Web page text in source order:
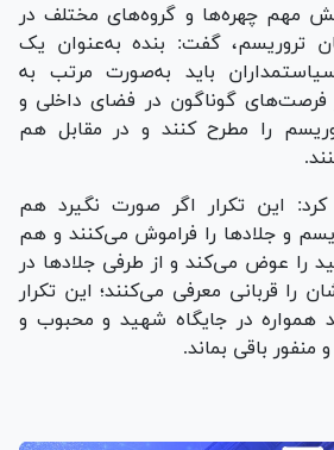
مهم چهره‌ها و گروه‌های مختلف در
تروریسم، گفت: بنده به‌عنوان یک
باید به‌صورت مرتب به
فرصت‌های گوناگون در فضای داخلی و
را مطرح کنند و در مقابل هم
این تکرار اگر صورت نگیرد هم
و جلاد‌ها را فراموش می‌کنند و هم
را عوض می‌کند و از طرفی جلاد‌ها در
را قربانی معرفی می‌کنند؛ این تکرار
در جایگاه شهید و محبوب و
باقی بماند.